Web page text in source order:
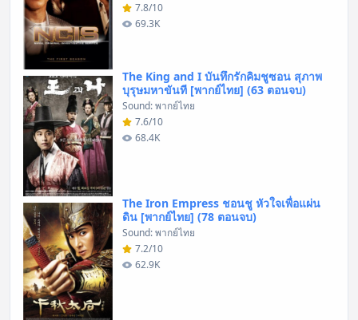
7.8/10
69.3K
The King and I บันทึกรักคิมชูซอน สุภาพ
บุรุษมหาขันที [พากย์ไทย] (63 ตอนจบ)
Sound: พากย์ไทย
7.6/10
68.4K
The Iron Empress ชอนชู หัวใจเพื่อแผ่น
ดิน [พากย์ไทย] (78 ตอนจบ)
Sound: พากย์ไทย
7.2/10
62.9K